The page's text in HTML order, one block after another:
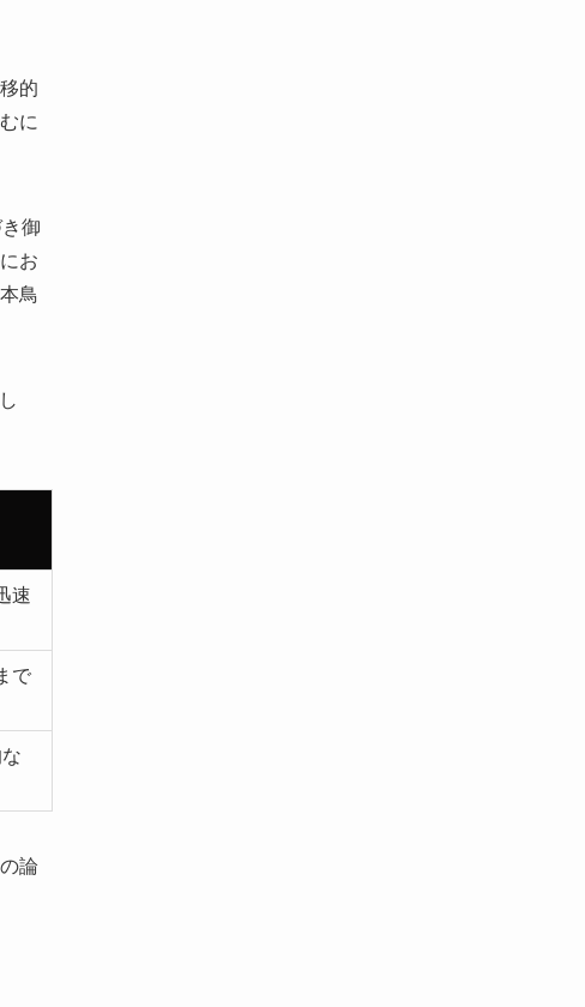
的
に
御
お
鳥
速
で
論